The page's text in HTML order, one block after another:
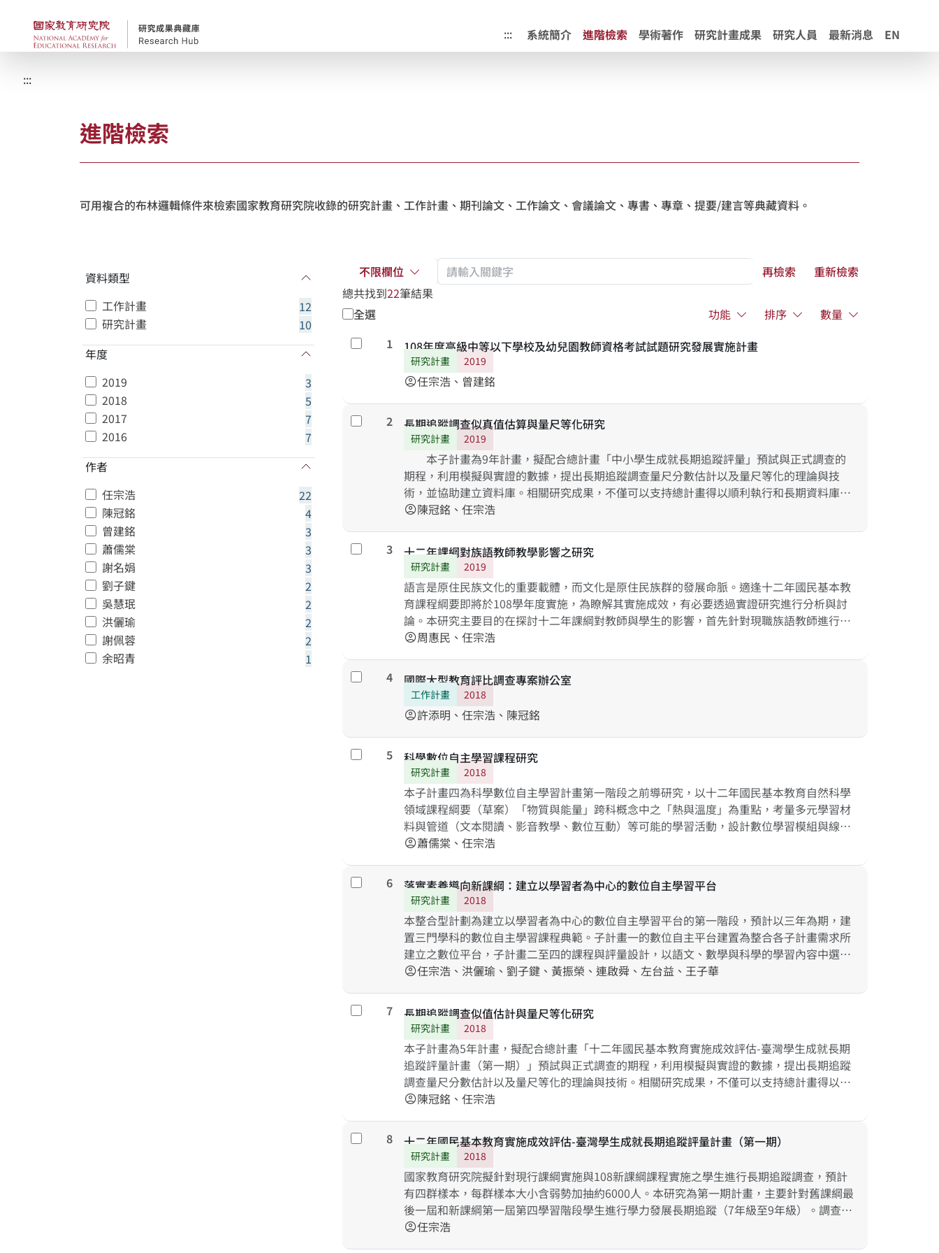
跳到主要內容國家教育研究院-研究成果典藏庫 ::: 系統簡介 進階檢索 學術著作 研究計畫成果 研究人員 最新消息 EN
:::
進階檢索
可用複合的布林邏輯條件來檢索國家教育研究院收錄的研究計畫、工作計畫、期刊論文、工作論文、會議論文、專書、專章、提要/建言等典藏資料。
資料類型
工作計畫
12
研究計畫
10
年度
2019
3
2018
5
2017
7
2016
7
作者
任宗浩
22
陳冠銘
4
曾建銘
3
蕭儒棠
3
謝名娟
3
劉子鍵
2
吳慧珉
2
洪儷瑜
2
謝佩蓉
2
余昭青
1
不限欄位 再檢索
重新檢索
總共找到22筆結果
全選
功能 排序
數量
勾選
1 108年度高級中等以下學校及幼兒園教師資格考試試題研究發展實施計畫
研究計畫 2019
account_circle任宗浩、曾建銘
勾選 2 長期追蹤調查似真值估算與量尺等化研究
研究計畫 2019
本子計畫為9年計畫，擬配合總計畫「中小學生成就長期追蹤評量」預試與正式調查的
期程，利用模擬與實證的數據，提出長期追蹤調查量尺分數估計以及量尺等化的理論與技
術，並協助建立資料庫。相關研究成果，不僅可以支持總計畫得以順利執行和長期資料庫的
建立，方便研究者進行二次分析提供教育政策的深入分析，可藉以提供建議，在大型調查技
account_circle陳冠銘、任宗浩
勾選 3 十二年課綱對族語教師教學影響之研究
研究計畫 2019
語言是原住民族文化的重要載體，而文化是原住民族群的發展命脈。適逢十二年國民基本教
育課程綱要即將於108學年度實施，為瞭解其實施成效，有必要透過實證研究進行分析與討
論。本研究主要目的在探討十二年課綱對教師與學生的影響，首先針對現職族語教師進行深
度訪談，了解教師對新課綱的解理與因應策略。其次，依據新課綱原住民族語文中「學習表
期追蹤調查之測量依據。研究結果將有助於了解現職教師實施族語教學之現況，以及發現適
當之族語素養標準化測量工具。
account_circle周惠民、任宗浩
勾選 4 國際大型教育評比調查專案辦公室
工作計畫 2018
account_circle許添明、任宗浩、陳冠銘
勾選 5 科學數位自主學習課程研究
研究計畫 2018
本子計畫四為科學數位自主學習計畫第一階段之前導研究，以十二年國民基本教育自然科學
領域課程綱要（草案）「物質與能量」跨科概念中之「熱與溫度」為重點，考量多元學習材
料與管道（文本閱讀、影音教學、數位互動）等可能的學習活動，設計數位學習模組與線上
評量工具。本子計畫發展以學習者為中心的數位自主學習資源，包括評量工具與學習元件，
並透過實驗研發，發展出適性的數位自主平台與內容，以及實際運用的模式，以提供學習者
自我學習，也同時作為教師進行差異化教學的參考資源。
account_circle蕭儒棠、任宗浩
勾選 6 落實素養導向新課綱：建立以學習者為中心的數位自主學習平台
研究計畫 2018
本整合型計劃為建立以學習者為中心的數位自主學習平台的第一階段，預計以三年為期，建
置三門學科的數位自主學習課程典範。子計畫一的數位自主平台建置為整合各子計畫需求所
建立之數位平台，子計畫二至四的課程與評量設計，以語文、數學與科學的學習內容中選取
一至二個重要概念，發展以學習者為中心的數位自主學習資源：包括入門診斷評量、多元的
以及對設計之鷹架和學習材料之興趣差異，並透過實驗探討設計之提示鷹架和回饋對其動
機、堅毅力和自我引導養成之差異。此三年為計畫之第一階段，預期第一階段先發展出助於
適性學習的數位自主平台與內容，以及實際運用的模式，以做為未來兩個階段之基礎，為新
課綱之自主學習之落實，增加一個教學資源，可為新課綱實踐研究之工具，也可做為教育資
源不足區域增加落實自主學習和提升教學品質之教育資源。
account_circle任宗浩、洪儷瑜、劉子鍵、黃振榮、連啟舜、左台益、王子華
勾選 7 長期追蹤調查似值估計與量尺等化研究
研究計畫 2018
本子計畫為5年計畫，擬配合總計畫「十二年國民基本教育實施成效評估-臺灣學生成就長期
追蹤評量計畫（第一期）」預試與正式調查的期程，利用模擬與實證的數據，提出長期追蹤
調查量尺分數估計以及量尺等化的理論與技術。相關研究成果，不僅可以支持總計畫得以順
利執行和長期資料庫的建立，方便研究者進行二次分析，在大型調查技術的學術研究方面，
account_circle陳冠銘、任宗浩
勾選 8 十二年國民基本教育實施成效評估-臺灣學生成就長期追蹤評量計畫（第一期）
研究計畫 2018
國家教育研究院擬針對現行課綱實施與108新課綱課程實施之學生進行長期追蹤調查，預計
有四群樣本，每群樣本大小含弱勢加抽約6000人。本研究為第一期計畫，主要針對舊課綱最
後一屆和新課綱第一屆第四學習階段學生進行學力發展長期追蹤（7年級至9年級）。調查的
主要學力變項包含中文閱讀、英語文、數學、自然科學、社會科等五個領域素養以及各領域
account_circle任宗浩